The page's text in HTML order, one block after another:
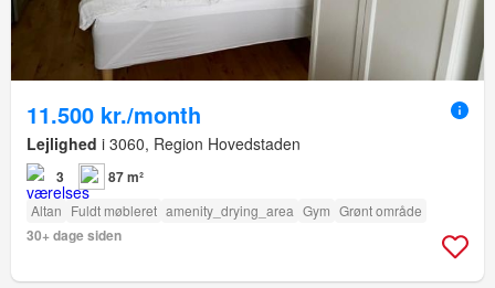
11.500 kr./month
Lejlighed i 3060, Region Hovedstaden
3 87 m²
Altan Fuldt møbleret amenity_drying_area Gym Grønt område
30+ dage siden